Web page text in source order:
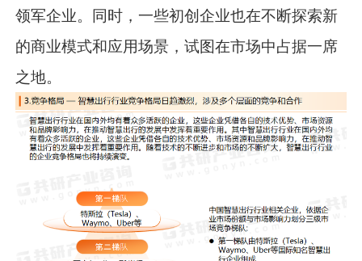
领军企业。同时，一些初创企业也在不断探索新
的商业模式和应用场景，试图在市场中占据一席
之地。